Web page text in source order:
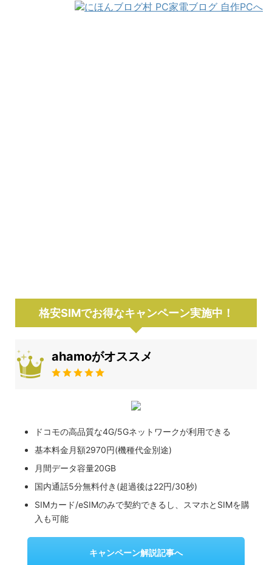
格安SIMでお得なキャンペーン実施中！
ahamoがオススメ
ドコモの高品質な4G/5Gネットワークが利用できる
基本料金月額2970円(機種代金別途)
月間データ容量20GB
国内通話5分無料付き(超過後は22円/30秒)
SIMカード/eSIMのみで契約できるし、スマホとSIMを購
入も可能
キャンペーン解説記事へ